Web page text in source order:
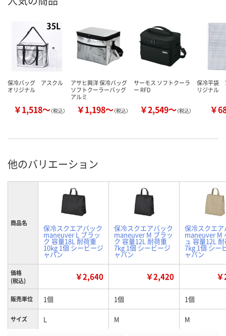
保冷バッグ アスクル
オリジナル
￥1,518～（税込）
アサヒ興洋 保冷バッグ
ソフトクーラーバッグ
アルミ
￥1,198～（税込）
サーモス ソフトクーラ
ー RFD
￥2,549～（税込）
保冷平袋
リジナル
￥
他のバリエーション
商品名
保冷スクエアバック
maneuver L ブラッ
ク 容量18L 耐荷重
10kg 1個 シービージ
ャパン
保冷スクエアバック
maneuver M ブラッ
ク 容量12L 耐荷重
7kg 1個 シービージ
ャパン
保冷スクエア
maneuver M
ュ 容量12L
7kg 1個 シー
ャパン
価格
(税込)
￥2,640 ￥2,420
販売単位 1個 1個 1個
サイズ L M M